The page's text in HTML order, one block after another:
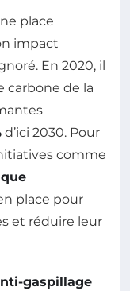
place
impact
En 2020, il
carbone de la
d’ici 2030. Pour
comme
place pour
et réduire leur
gaspillage